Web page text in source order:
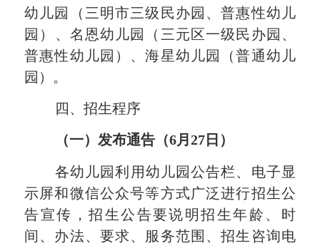
幼儿园
（三明市三级民办园、普惠性幼儿
园 ） 、 名恩幼儿园
（三元区一级民办园、
普惠性幼儿园 ）、海星幼儿园（普通幼儿
园 ）。
四、招生程序
（一）发布通告 （6月27 日 ）
各幼儿园利用幼儿园公告栏、电子显
示屏和微信公众号等方式广泛进行招生公
告宣传，招生公告要说明招生年龄、时
间、办法、要求、服务范围、招生咨询电